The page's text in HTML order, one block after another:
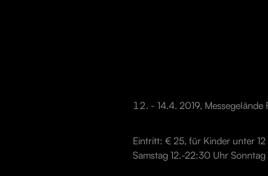
- 14.4. 2019,
Eintritt: € 25, für Kinder unter
Samstag 12.-22:30 Uhr